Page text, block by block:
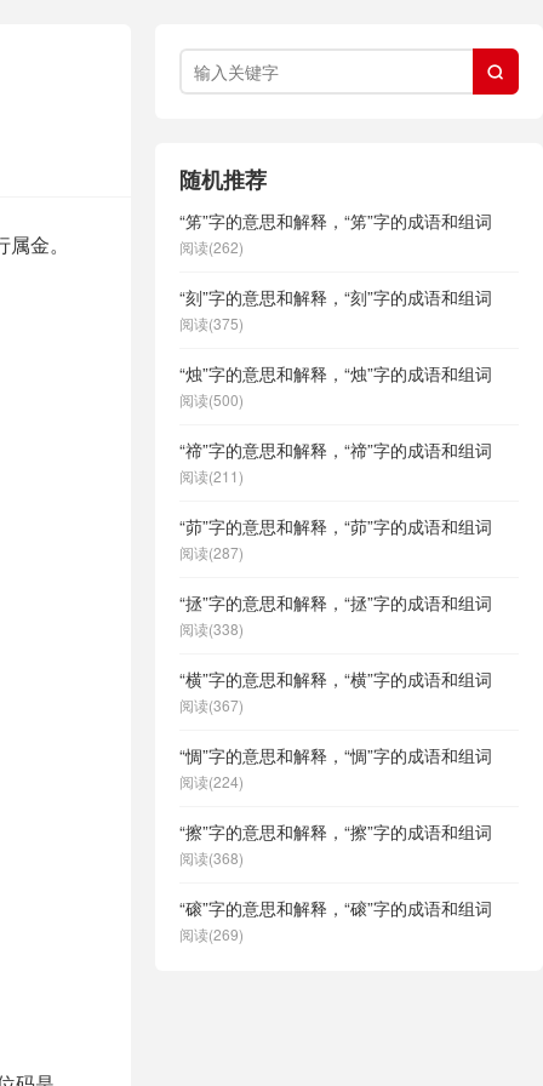
金。

随机推荐
“笫”字的意思和解释，“笫”字的成语和组词
阅读(262)
“刻”字的意思和解释，“刻”字的成语和组词
阅读(375)
“烛”字的意思和解释，“烛”字的成语和组词
阅读(500)
“禘”字的意思和解释，“禘”字的成语和组词
阅读(211)
“茆”字的意思和解释，“茆”字的成语和组词
阅读(287)
“拯”字的意思和解释，“拯”字的成语和组词
阅读(338)
“横”字的意思和解释，“横”字的成语和组词
阅读(367)
“惆”字的意思和解释，“惆”字的成语和组词
阅读(224)
“擦”字的意思和解释，“擦”字的成语和组词
阅读(368)
“磙”字的意思和解释，“磙”字的成语和组词
阅读(269)